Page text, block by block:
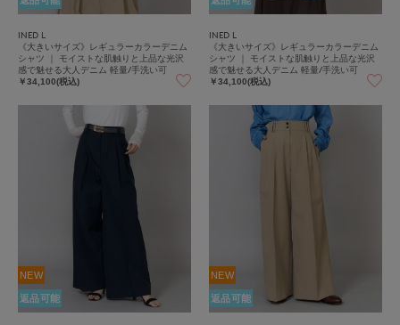
INED L
《大きいサイズ》レギュラーカラーデニム
シャツ ｜ モイストな肌触りと上品な光沢
感で魅せる大人デニム 軽量/手洗い可
￥34,100(税込)
INED L
《大きいサイズ》レギュラーカラーデニム
シャツ ｜ モイストな肌触りと上品な光沢
感で魅せる大人デニム 軽量/手洗い可
￥34,100(税込)
NEW
返品可能
NEW
返品可能